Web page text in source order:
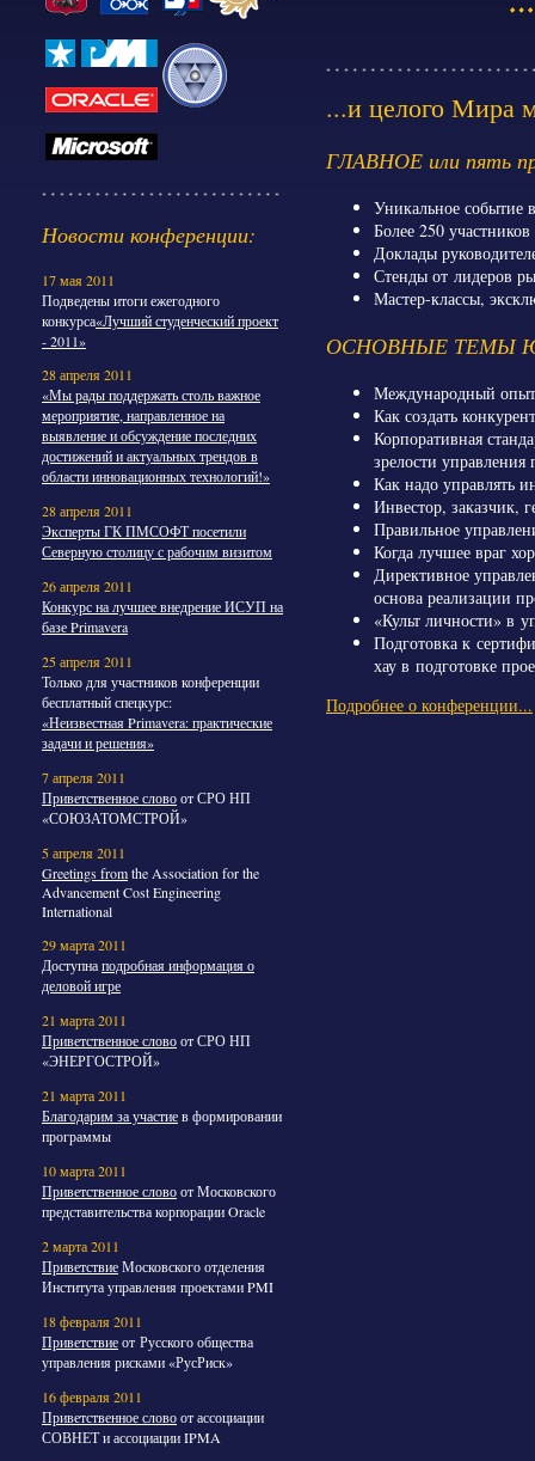
Новости конференции:
17 мая 2011
Подведены итоги ежегодного
конкурса«Лучший студенческий проект
- 2011»
28 апреля 2011
«Мы рады поддержать столь важное
мероприятие, направленное на
выявление и обсуждение последних
достижений и актуальных трендов в
области инновационных технологий!»
28 апреля 2011
Эксперты ГК ПМСОФТ посетили
Северную столицу с рабочим визитом
26 апреля 2011
Конкурс на лучшее внедрение ИСУП на
базе Primavera
25 апреля 2011
Только для участников конференции
бесплатный спецкурс:
«Неизвестная Primavera: практические
задачи и решения»
7 апреля 2011
Приветственное словоот СРО НП
«СОЮЗАТОМСТРОЙ»
5 апреля 2011
Greetings fromthe Association for the
Advancement Cost Engineering
International
29 марта 2011
Доступнаподробная информация о
деловой игре
21 марта 2011
Приветственное словоот СРО НП
«ЭНЕРГОСТРОЙ»
21 марта 2011
Благодарим за участиев формировании
программы
10 марта 2011
Приветственное словоот Московского
представительства корпорации Oracle
2 марта 2011
ПриветствиеМосковского отделения
Института управления проектами PMI
18 февраля 2011
Приветствиеот Русского общества
управления рисками «РусРиск»
16 февраля 2011
Приветственное словоот ассоциации
СОВНЕТ и ассоциации IPMA
...и целого Мира
ГЛАВНОЕ или пять
Уникальное событие
Более 250
Доклады
Стенды от лидеров
Мастер-классы,
ОСНОВНЫЕ ТЕМЫ
Международный опыт
Как создать
Корпоративная
зрелости
Как надо управлять
Инвестор, заказчик,
Правильное
Когда лучшее враг
Директивное
основа реализации
«Культ личности» в
Подготовка к
хау в подготовке
Подробнее о конференции...